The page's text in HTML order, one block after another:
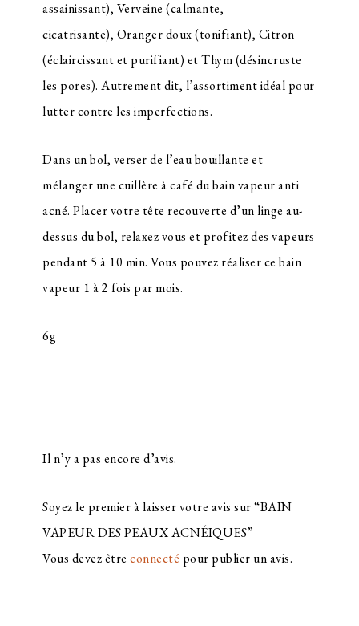
assainissant), Verveine (calmante,
cicatrisante), Oranger doux (tonifiant), Citron
(éclaircissant et purifiant) et Thym (désincruste
les pores). Autrement dit, l’assortiment idéal pour
lutter contre les imperfections.
Dans un bol, verser de l’eau bouillante et
mélanger une cuillère à café du bain vapeur anti
acné. Placer votre tête recouverte d’un linge au-
dessus du bol, relaxez vous et profitez des vapeurs
pendant 5 à 10 min. Vous pouvez réaliser ce bain
vapeur 1 à 2 fois par mois.
6g
Il n’y a pas encore d’avis.
Soyez le premier à laisser votre avis sur “BAIN
VAPEUR DES PEAUX ACNÉIQUES”
Vous devez êtreconnecté pour publier un avis.